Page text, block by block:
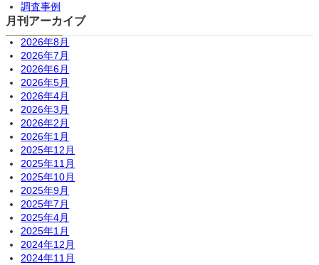
調査事例
月刊アーカイブ
2026年8月
2026年7月
2026年6月
2026年5月
2026年4月
2026年3月
2026年2月
2026年1月
2025年12月
2025年11月
2025年10月
2025年9月
2025年7月
2025年4月
2025年1月
2024年12月
2024年11月